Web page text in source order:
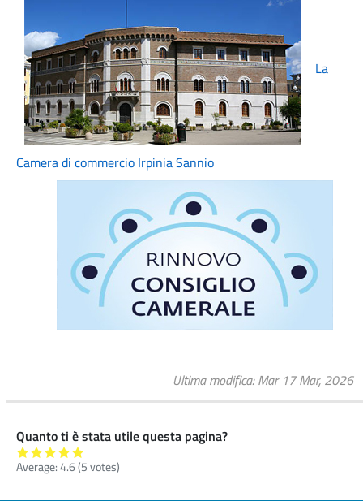
La
Camera di commercio Irpinia Sannio
Ultima modifica Mar 17 Mar, 2026
Quanto ti è stata utile questa pagina?
Average:4.6(5votes)